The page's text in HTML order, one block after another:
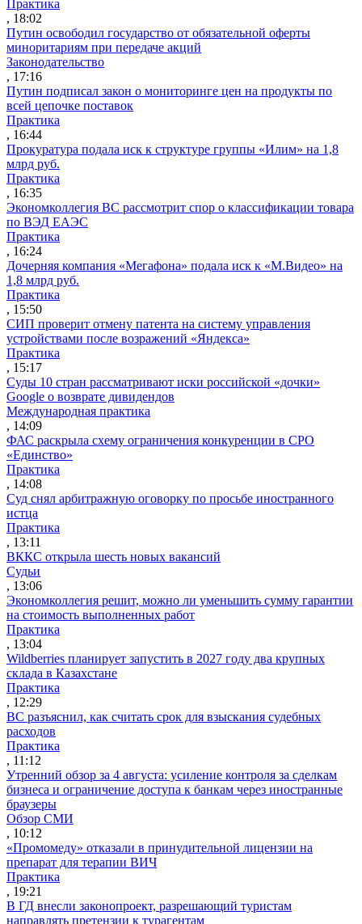
Практика
, 18:02
Путин освободил государство от обязательной оферты
миноритариям при передаче акций
Законодательство
, 17:16
Путин подписал закон о мониторинге цен на продукты по
всей цепочке поставок
Практика
, 16:44
Прокуратура подала иск к структуре группы «Илим» на 1,8
млрд руб.
Практика
, 16:35
Экономколлегия ВС рассмотрит спор о классификации товара
по ВЭД ЕАЭС
Практика
, 16:24
Дочерняя компания «Мегафона» подала иск к «М.Видео» на
1,8 млрд руб.
Практика
, 15:50
СИП проверит отмену патента на систему управления
устройствами после возражений «Яндекса»
Практика
, 15:17
Суды 10 стран рассматривают иски российской «дочки»
Google о возврате дивидендов
Международная практика
, 14:09
ФАС раскрыла схему ограничения конкуренции в СРО
«Единство»
Практика
, 14:08
Суд снял арбитражную оговорку по просьбе иностранного
истца
Практика
, 13:11
ВККС открыла шесть новых вакансий
Судьи
, 13:06
Экономколлегия решит, можно ли уменьшить сумму гарантии
на стоимость выполненных работ
Практика
, 13:04
Wildberries планирует запустить в 2027 году два крупных
склада в Казахстане
Практика
, 12:29
ВС разъяснил, как считать срок для взыскания судебных
расходов
Практика
, 11:12
Утренний обзор за 4 августа: усиление контроля за сделкам
бизнеса и ограничение доступа к банкам через иностранные
браузеры
Обзор СМИ
, 10:12
«Промомеду» отказали в принудительной лицензии на
препарат для терапии ВИЧ
Практика
, 19:21
В ГД внесли законопроект, разрешающий туристам
направлять претензии к турагентам